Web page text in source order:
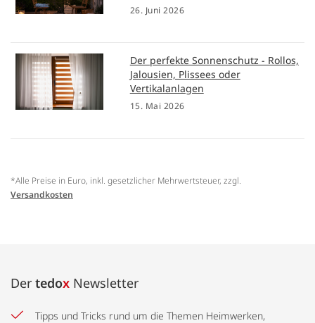
26. Juni 2026
Der perfekte Sonnenschutz - Rollos,
Jalousien, Plissees oder
Vertikalanlagen
15. Mai 2026
*Alle Preise in Euro, inkl. gesetzlicher Mehrwertsteuer, zzgl.
Versandkosten
Der tedox Newsletter
Tipps und Tricks rund um die Themen Heimwerken,